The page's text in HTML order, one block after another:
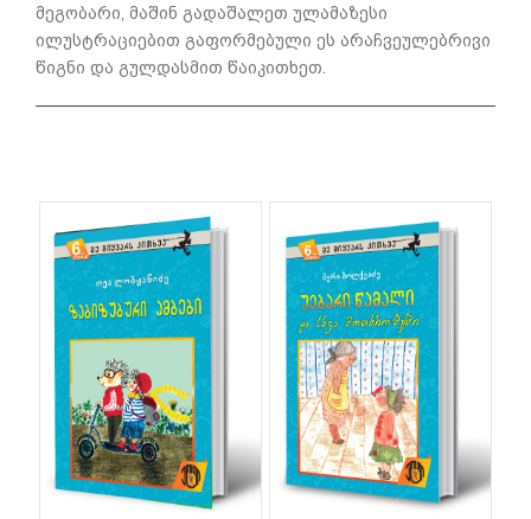
მეგობარი, მაშინ გადაშალეთ ულამაზესი
ილუსტრაციებით გაფორმებული ეს არაჩვეულებრივი
წიგნი და გულდასმით წაიკითხეთ.